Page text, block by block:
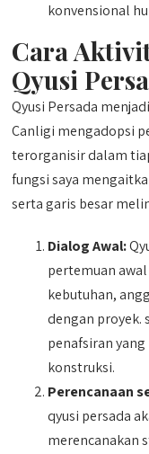
konvensional
Cara
Qyusi
Qyusi Persada
Canligi mengadopsi
terorganisir dalam
fungsi saya
serta garis besar
Dialog Awal:
pertemuan
kebutuhan,
dengan proyek.
penafsiran
konstruksi.
Perencanaan
qyusi persada
merencanakan